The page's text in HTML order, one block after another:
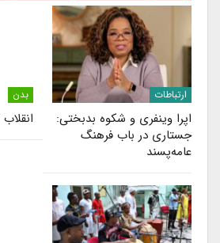
ارتباطات
اپرا وینفری و شکوه بدبختی:
جستاری در باب فرهنگ
عامه‌پسند
بدن
انقلاب